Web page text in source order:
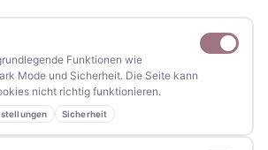
die erzählt werden sollte?
gemeinsam mit unseren Leserinnen und
Puls der Zeit.
Funktionen wie
Mode und Sicherheit. Die Seite kann
nicht richtig funktionieren.
Sicherheit